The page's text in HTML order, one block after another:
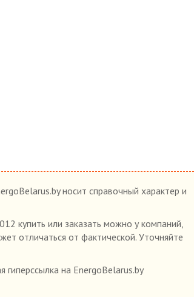
носит справочный характер и
купить или заказать можно у компаний,
отличаться от фактической. Уточняйте
на EnergoBelarus.by